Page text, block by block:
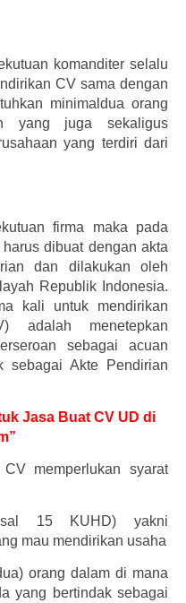
komanditer selalu
CV sama dengan
minimaldua orang
yang juga sekaligus
yang terdiri dari
firma maka pada
dibuat dengan akta
dan dilakukan oleh
Republik Indonesia.
kali untuk mendirikan
adalah menetepkan
sebagai acuan
sebagai Akte Pendirian
Jasa Buat CV UD di
memperlukan syarat
15 KUHD) yakni
mau mendirikan usaha
orang dalam di mana
yang bertindak sebagai